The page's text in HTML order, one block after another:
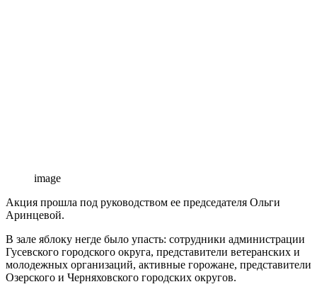
image
Акция прошла под руководством ее председателя Ольги
Аринцевой.
В зале яблоку негде было упасть: сотрудники администрации
Гусевского городского округа, представители ветеранских и
молодежных организаций, активные горожане, представители
Озерского и Черняховского городских округов.